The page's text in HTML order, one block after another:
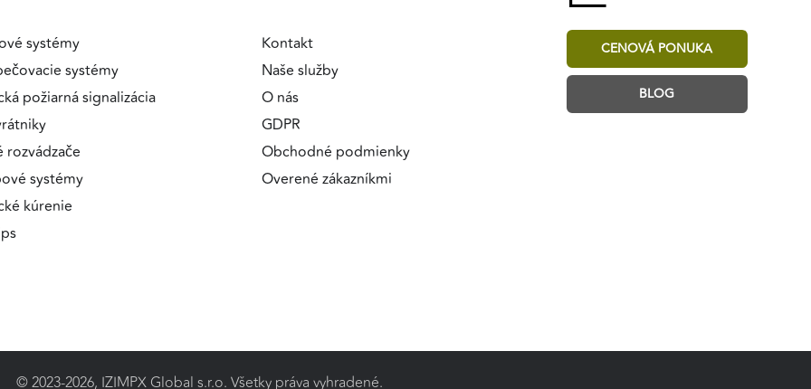
systémy
systémy
požiarná signalizácia
rozvádzače
systémy
kúrenie
Kontakt
Naše služby
O nás
GDPR
Obchodné podmienky
Overené zákazníkmi
CENOVÁ PONUKA
BLOG
© 2023-2026, IZIMPX Global s.r.o. Všetky práva vyhradené.